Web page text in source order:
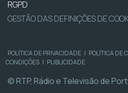
RGPD
GESTÃO DAS DEFINIÇÕES DE
POLÍTICA DE PRIVACIDADE | POLÍTICA DE
CONDIÇÕES | PUBLICIDADE
© RTP, Rádio e Televisão de